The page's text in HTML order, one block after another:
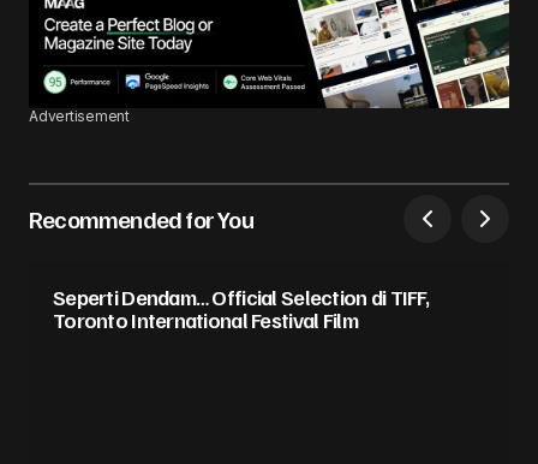
Advertisement
Recommended for You
Seperti Dendam… Official Selection di TIFF,
Toronto International Festival Film